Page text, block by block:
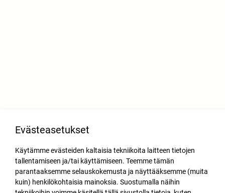
Evästeasetukset
Käytämme evästeiden kaltaisia tekniikoita laitteen tietojen
tallentamiseen ja/tai käyttämiseen. Teemme tämän
parantaaksemme selauskokemusta ja näyttääksemme (muita
kuin) henkilökohtaisia mainoksia. Suostumalla näihin